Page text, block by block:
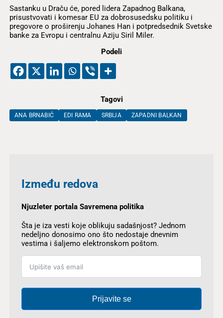
Sastanku u Draču će, pored lidera Zapadnog Balkana,
prisustvovati i komesar EU za dobrosusedsku politiku i
pregovore o proširenju Johanes Han i potpredsednik Svetske
banke za Evropu i centralnu Aziju Siril Miler.
Podeli
Tagovi
ANA BRNABIĆ EDI RAMA SRBIJA ZAPADNI BALKAN
Između redova
Njuzleter portala Savremena politika
Šta je iza vesti koje oblikuju sadašnjost? Jednom
nedeljno donosimo ono što nedostaje dnevnim
vestima i šaljemo elektronskom poštom.
Prijavite se